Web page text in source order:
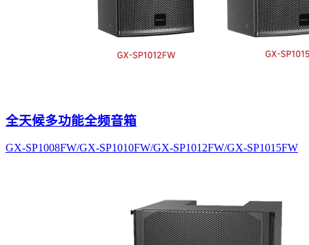
全天候多功能全频音箱
GX-SP1008FW/GX-SP1010FW/GX-SP1012FW/GX-SP1015FW